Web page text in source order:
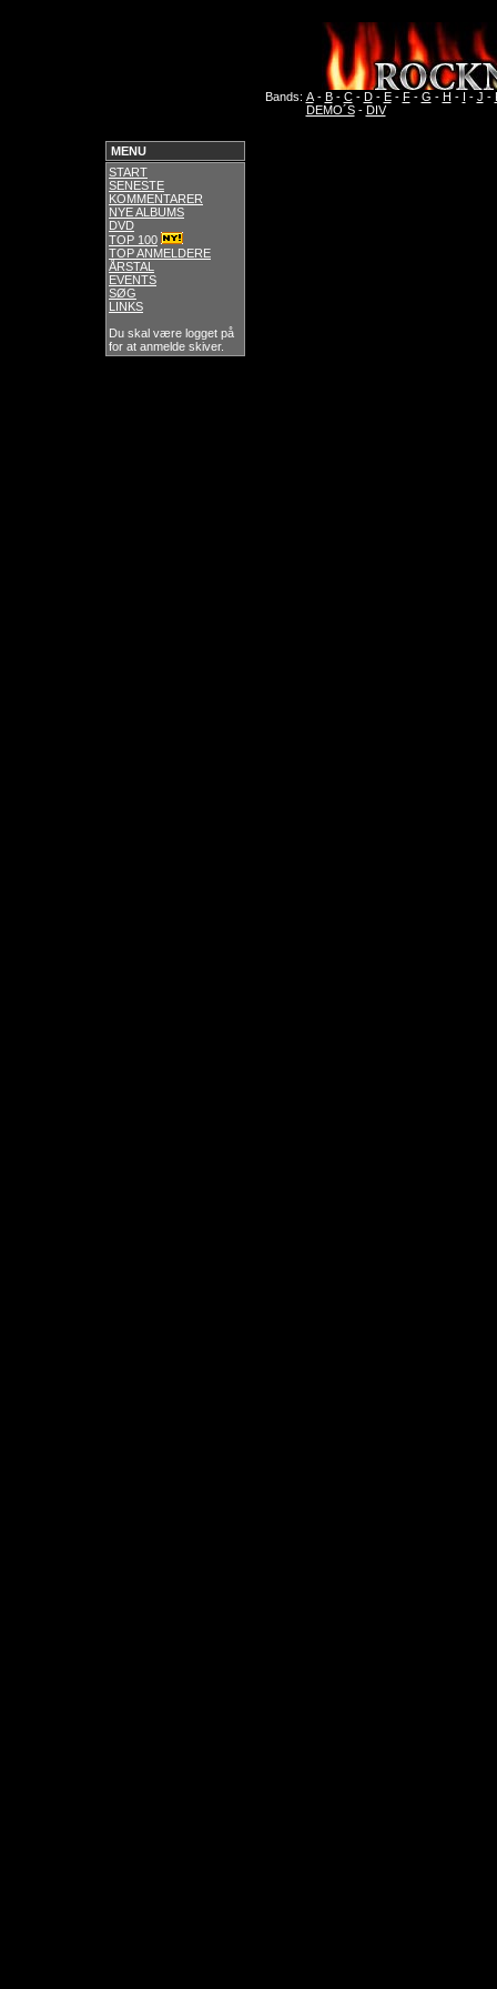
Bands: A- B- C- D- E- F- G - H - I - J -
DEMO´S- DIV
MENU
START
SENESTE
KOMMENTARER
NYE ALBUMS
DVD
TOP 100
TOP ANMELDERE
ÅRSTAL
EVENTS
SØG
LINKS
Du skal være logget på
for at anmelde skiver.